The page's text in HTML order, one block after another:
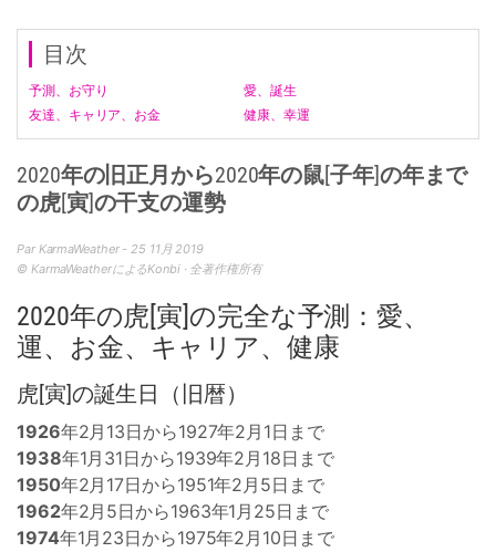
目次
予測、お守り
愛、誕生
友達、キャリア、お金
健康、幸運
2020年の旧正月から2020年の鼠[子年]の年まで
の虎[寅]の干支の運勢
Par KarmaWeather - 25 11月 2019
© KarmaWeatherによるKonbi · 全著作権所有
2020年の虎[寅]の完全な予測：愛、
運、お金、キャリア、健康
虎[寅]の誕生日（旧暦）
1926年2月13日から1927年2月1日まで
1938年1月31日から1939年2月18日まで
1950年2月17日から1951年2月5日まで
1962年2月5日から1963年1月25日まで
1974年1月23日から1975年2月10日まで